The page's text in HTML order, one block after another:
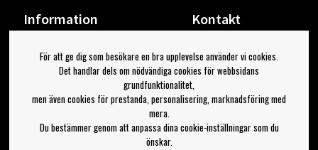
Information
Om Bengans
FAQ / Köp- & Leveransvillkor
Kontakt
Din sida
Logga ut
Jag vill ha tips från Bengans
För att ge dig som besökare en bra upplevelse använder vi cookies.
Det handlar dels om nödvändiga cookies för webbsidans
grundfunktionalitet,
men även cookies för prestanda, personalisering, marknadsföring med
mera.
Du bestämmer genom att anpassa dina cookie-inställningar som du
önskar.